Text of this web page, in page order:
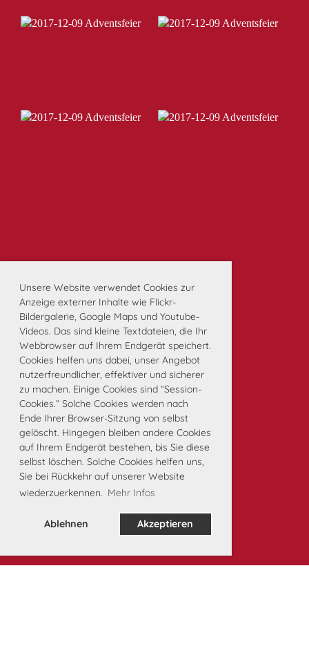
Unsere Website verwendet Cookies zur
Anzeige externer Inhalte wie Flickr-
Bildergalerie, Google Maps und Youtube-
Videos. Das sind kleine Textdateien, die Ihr
Webbrowser auf Ihrem Endgerät speichert.
Cookies helfen uns dabei, unser Angebot
nutzerfreundlicher, effektiver und sicherer
zu machen. Einige Cookies sind “Session-
Cookies.” Solche Cookies werden nach
Ende Ihrer Browser-Sitzung von selbst
gelöscht. Hingegen bleiben andere Cookies
auf Ihrem Endgerät bestehen, bis Sie diese
selbst löschen. Solche Cookies helfen uns,
Sie bei Rückkehr auf unserer Website
wiederzuerkennen. Mehr Infos
Ablehnen Akzeptieren